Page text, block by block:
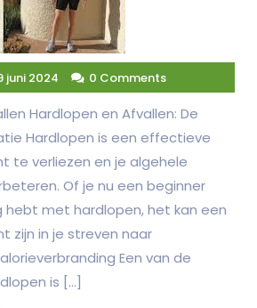
juni 2024 0 Comments
Hardlopen en Afvallen: De
Hardlopen is een effectieve
te verliezen en je algehele
Of je nu een beginner
hebt met hardlopen, het kan een
zijn in je streven naar
Een van de
is […]